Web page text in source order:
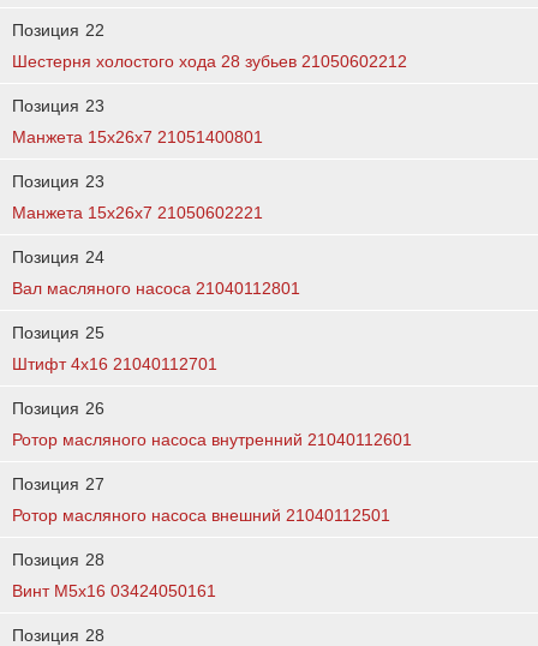
Позиция 22
Шестерня холостого хода 28 зубьев 21050602212
Позиция 23
Манжета 15х26х7 21051400801
Позиция 23
Манжета 15х26х7 21050602221
Позиция 24
Вал масляного насоса 21040112801
Позиция 25
Штифт 4х16 21040112701
Позиция 26
Ротор масляного насоса внутренний 21040112601
Позиция 27
Ротор масляного насоса внешний 21040112501
Позиция 28
Винт М5х16 03424050161
Позиция 28